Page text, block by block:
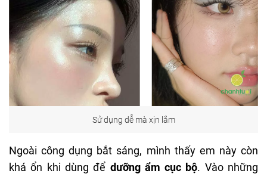
Sử dụng dễ mà xịn lắm
Ngoài công dụng bắt sáng, mình thấy em này còn
khá ổn khi dùng để dưỡng ẩm cục bộ. Vào những